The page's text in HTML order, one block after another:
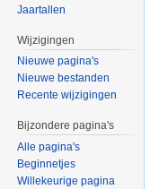
Jaartallen
Wijzigingen
Nieuwe pagina's
Nieuwe bestanden
Recente wijzigingen
Bijzondere pagina's
Alle pagina's
Beginnetjes
Willekeurige pagina